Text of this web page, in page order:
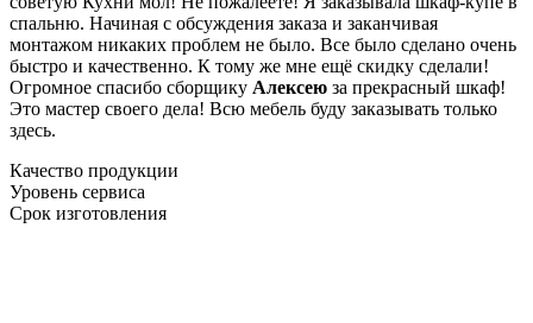
спальню. Начиная с обсуждения заказа и заканчивая
монтажом никаких проблем не было. Все было сделано очень
быстро и качественно. К тому же мне ещё скидку сделали!
Огромное спасибо сборщику Алексею за прекрасный шкаф!
Это мастер своего дела! Всю мебель буду заказывать только
здесь.
Качество продукции
Уровень сервиса
Срок изготовления